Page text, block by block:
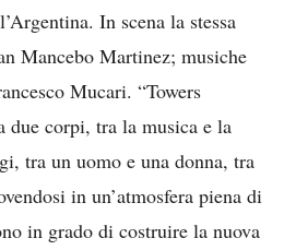
In scena la stessa
Mancebo Martinez; musiche
Mucari. “Towers
due corpi, tra la musica e la
tra un uomo e una donna, tra
in un’atmosfera piena di
in grado di costruire la nuova